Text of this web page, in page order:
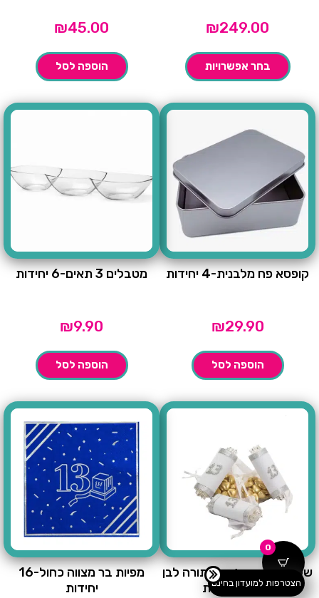
₪249.00
בחר אפשרויות
₪45.00
הוספה לסל
קופסא פח מלבנית-4 יחידות
₪29.90
הוספה לסל
מטבלים 3 תאים-6 יחידות
₪9.90
הוספה לסל
שקית אורגנזה+ספר תורה לבן
כסף-3 יחידות
מפיות בר מצווה כחול-16
יחידות
0
הצטרפות למועדון בחינם